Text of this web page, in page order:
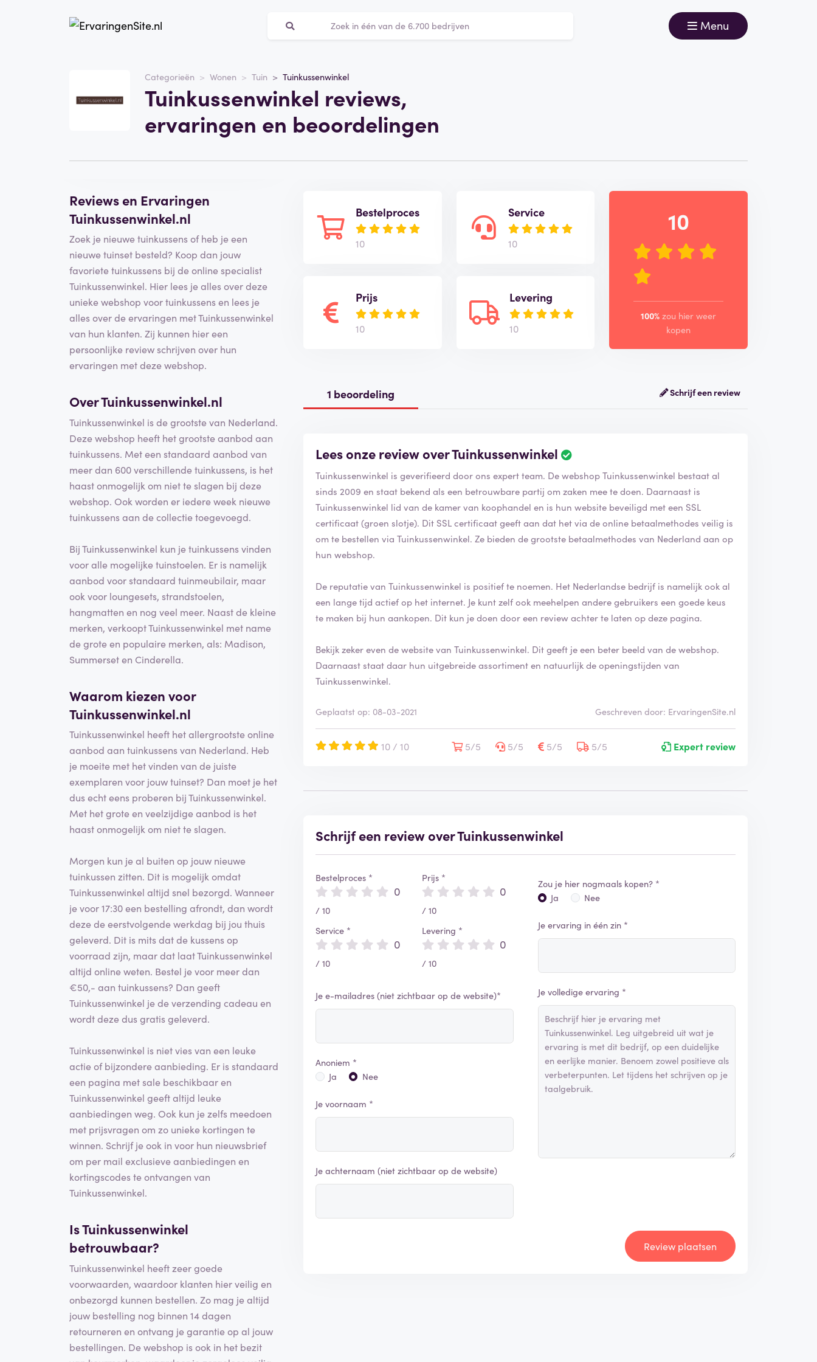
Menu
Categorieën Wonen Tuin Tuinkussenwinkel
Tuinkussenwinkel reviews,
ervaringen en beoordelingen
Tuinkussenwinkel
Categorie
Wonen
Schrijf een beoordeling
Reviews en Ervaringen
Tuinkussenwinkel.nl
Zoek je nieuwe tuinkussens of heb je een
nieuwe tuinset besteld? Koop dan jouw
favoriete tuinkussens bij de online specialist
Tuinkussenwinkel. Hier lees je alles over deze
unieke webshop voor tuinkussens en lees je
alles over de ervaringen met Tuinkussenwinkel
van hun klanten. Zij kunnen hier een
persoonlijke review schrijven over hun
ervaringen met deze webshop.
Over Tuinkussenwinkel.nl
Tuinkussenwinkel is de grootste van Nederland.
Deze webshop heeft het grootste aanbod aan
tuinkussens. Met een standaard aanbod van
meer dan 600 verschillende tuinkussens, is het
haast onmogelijk om niet te slagen bij deze
webshop. Ook worden er iedere week nieuwe
tuinkussens aan de collectie toegevoegd.
Bij Tuinkussenwinkel kun je tuinkussens vinden
voor alle mogelijke tuinstoelen. Er is namelijk
aanbod voor standaard tuinmeubilair, maar
ook voor loungesets, strandstoelen,
hangmatten en nog veel meer. Naast de kleine
merken, verkoopt Tuinkussenwinkel met name
de grote en populaire merken, als: Madison,
Summerset en Cinderella.
Waarom kiezen voor
Tuinkussenwinkel.nl
Tuinkussenwinkel heeft het allergrootste online
aanbod aan tuinkussens van Nederland. Heb
je moeite met het vinden van de juiste
exemplaren voor jouw tuinset? Dan moet je het
dus echt eens proberen bij Tuinkussenwinkel.
Met het grote en veelzijdige aanbod is het
haast onmogelijk om niet te slagen.
Morgen kun je al buiten op jouw nieuwe
tuinkussen zitten. Dit is mogelijk omdat
Tuinkussenwinkel altijd snel bezorgd. Wanneer
je voor 17:30 een bestelling afrondt, dan wordt
deze de eerstvolgende werkdag bij jou thuis
geleverd. Dit is mits dat de kussens op
voorraad zijn, maar dat laat Tuinkussenwinkel
altijd online weten. Bestel je voor meer dan
€50,- aan tuinkussens? Dan geeft
Tuinkussenwinkel je de verzending cadeau en
wordt deze dus gratis geleverd.
Tuinkussenwinkel is niet vies van een leuke
actie of bijzondere aanbieding. Er is standaard
een pagina met sale beschikbaar en
Tuinkussenwinkel geeft altijd leuke
aanbiedingen weg. Ook kun je zelfs meedoen
met prijsvragen om zo unieke kortingen te
winnen. Schrijf je ook in voor hun nieuwsbrief
om per mail exclusieve aanbiedingen en
kortingscodes te ontvangen van
Tuinkussenwinkel.
Is Tuinkussenwinkel
betrouwbaar?
Tuinkussenwinkel heeft zeer goede
voorwaarden, waardoor klanten hier veilig en
onbezorgd kunnen bestellen. Zo mag je altijd
jouw bestelling nog binnen 14 dagen
retourneren en ontvang je garantie op al jouw
bestellingen. De webshop is ook in het bezit
Bestelproces
10
Prijs
10
Service
10
Levering
10
10
100% zou hier weer
kopen
1 beoordeling Schrijf een review
Lees onze review over Tuinkussenwinkel
Tuinkussenwinkel is geverifieerd door ons expert team. De webshop Tuinkussenwinkel bestaat al
sinds 2009 en staat bekend als een betrouwbare partij om zaken mee te doen. Daarnaast is
Tuinkussenwinkel lid van de kamer van koophandel en is hun website beveiligd met een SSL
certificaat (groen slotje). Dit SSL certificaat geeft aan dat het via de online betaalmethodes veilig is
om te bestellen via Tuinkussenwinkel. Ze bieden de grootste betaalmethodes van Nederland aan op
hun webshop.
De reputatie van Tuinkussenwinkel is positief te noemen. Het Nederlandse bedrijf is namelijk ook al
een lange tijd actief op het internet. Je kunt zelf ook meehelpen andere gebruikers een goede keus
te maken bij hun aankopen. Dit kun je doen door een review achter te laten op deze pagina.
Bekijk zeker even de website van Tuinkussenwinkel. Dit geeft je een beter beeld van de webshop.
Daarnaast staat daar hun uitgebreide assortiment en natuurlijk de openingstijden van
Tuinkussenwinkel.
Geplaatst op: 08-03-2021 Geschreven door: ErvaringenSite.nl
10 / 10 5/5 5/5 5/5 5/5 Expert review
Schrijf een review over Tuinkussenwinkel
Bestelproces *
0
/ 10
Service *
0
/ 10
Prijs *
0
/ 10
Levering *
0
/ 10
Je e-mailadres (niet zichtbaar op de website)*
Anoniem *
Ja
Nee
Je voornaam *
Je achternaam (niet zichtbaar op de website)
Zou je hier nogmaals kopen? *
Ja
Nee
Je ervaring in één zin *
Je volledige ervaring *
Review plaatsen